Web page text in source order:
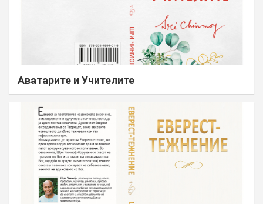
Аватарите и Учителите